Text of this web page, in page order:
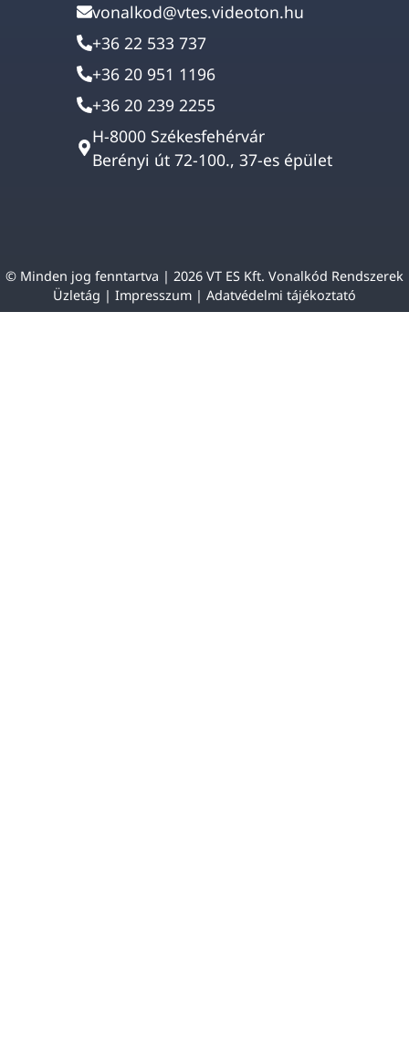
vonalkod@vtes.videoton.hu
+36 22 533 737
+36 20 951 1196
+36 20 239 2255
H-8000 Székesfehérvár
Berényi út 72-100., 37-es épület
© Minden jog fenntartva | 2026 VT ES Kft. Vonalkód Rendszerek
Üzletág | Impresszum | Adatvédelmi tájékoztató